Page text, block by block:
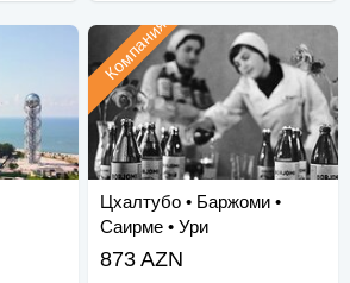
Цхалтубо • Баржоми •
Саирме • Ури
Компания
873 AZN